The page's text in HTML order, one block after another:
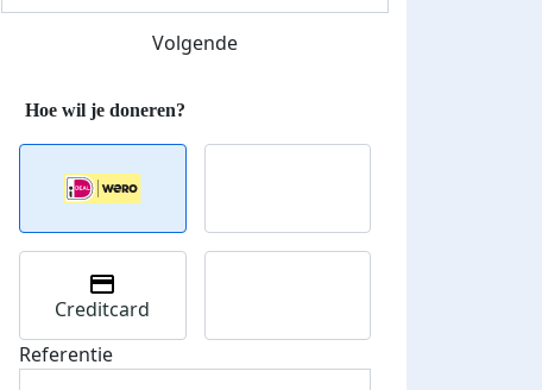
Volgende
Creditcard
Referentie